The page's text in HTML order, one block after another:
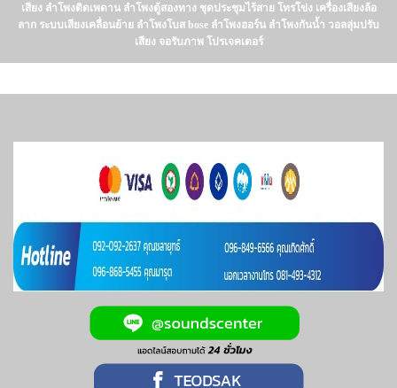
เสียง ลำโพงติดเพดาน ลำโพงตู้สองทาง ชุดประชุมไร้สาย โทรโข่ง เครื่องเสียงล้อ
ลาก ระบบเสียงเคลื่อนย้าย ลำโพงโบส bose ลำโพงฮอร์น ลำโพงกันน้ำ วอลลุ่มปรับ
เสียง จอรับภาพ โปรเจคเตอร์